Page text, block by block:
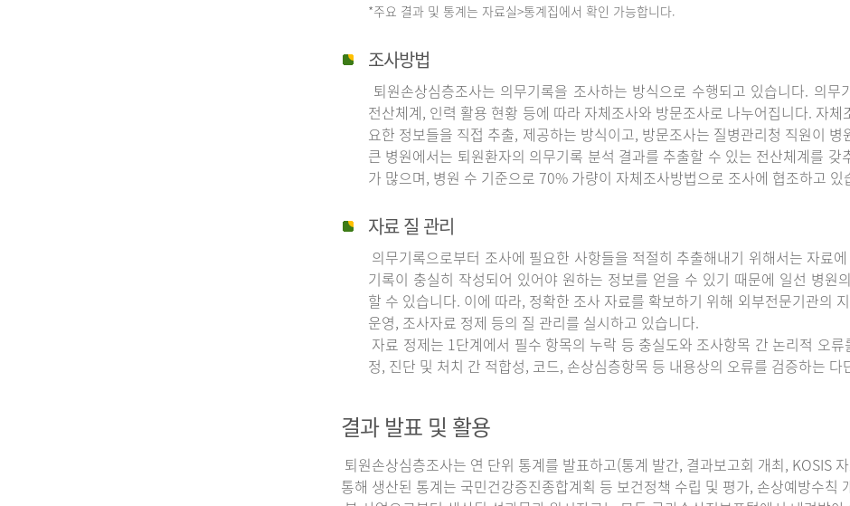
*주요 결과 및 통계는 자료실>통계집에서 확인 가능합니다.
조사방법
퇴원손상심층조사는 의무기록을 조사하는 방식으로 수행되고 있습니다. 의
전산체계, 인력 활용 현황 등에 따라 자체조사와 방문조사로 나누어집니다. 자
요한 정보들을 직접 추출, 제공하는 방식이고, 방문조사는 질병관리청 직원이
큰 병원에서는 퇴원환자의 의무기록 분석 결과를 추출할 수 있는 전산체계를
가 많으며, 병원 수 기준으로 70% 가량이 자체조사방법으로 조사에 협조하고 있
자료 질 관리
의무기록으로부터 조사에 필요한 사항들을 적절히 추출해내기 위해서는 자료
기록이 충실히 작성되어 있어야 원하는 정보를 얻을 수 있기 때문에 일선 병원
할 수 있습니다. 이에 따라, 정확한 조사 자료를 확보하기 위해 외부전문기관의
운영, 조사자료 정제 등의 질 관리를 실시하고 있습니다.
자료 정제는 1단계에서 필수 항목의 누락 등 충실도와 조사항목 간 논리적 오
정, 진단 및 처치 간 적합성, 코드, 손상심층항목 등 내용상의 오류를 검증하는
결과 발표 및 활용
퇴원손상심층조사는 연 단위 통계를 발표하고(통계 발간, 결과보고회 개최, KOSIS
통해 생산된 통계는 국민건강증진종합계획 등 보건정책 수립 및 평가, 손상예방수칙